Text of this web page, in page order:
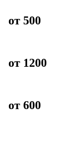
от 500
от 1200
от 600